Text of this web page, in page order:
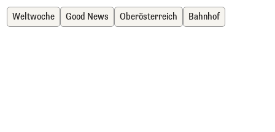
Weltwoche Good News Oberösterreich Bahnhof